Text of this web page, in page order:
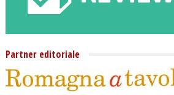
Partner editoriale